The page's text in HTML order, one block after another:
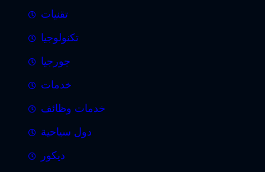
تقنيات
تكنولوجيا
جورجيا
خدمات
خدمات وظائف
دول سياحية
ديكور